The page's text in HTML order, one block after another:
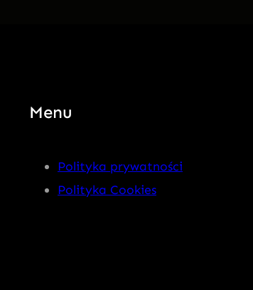
Menu
Polityka prywatności
Polityka Cookies